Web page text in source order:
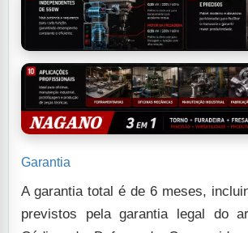
Garantia
A garantia total é de 6 meses,
previstos pela garantia legal do